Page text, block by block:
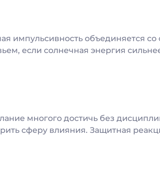
импульсивность объединяется
если солнечная энергия
многого достичь без
сферу влияния. Защитная